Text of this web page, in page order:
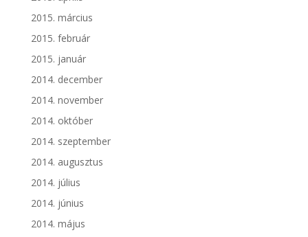
2015. március
2015. február
2015. január
2014. december
2014. november
2014. október
2014. szeptember
2014. augusztus
2014. július
2014. június
2014. május